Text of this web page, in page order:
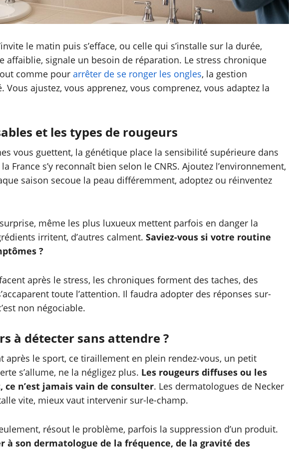
le matin puis s’efface, ou celle qui s’installe sur la durée,
affaiblie, signale un besoin de réparation. Le stress chronique
comme pour arrêter de se ronger les ongles, la gestion
ajustez, vous apprenez, vous comprenez, vous adaptez la
et les types de rougeurs
vous guettent, la génétique place la sensibilité supérieure dans
France s’y reconnaît bien selon le CNRS. Ajoutez l’environnement,
saison secoue la peau différemment, adoptez ou réinventez
même les plus luxueux mettent parfois en danger la
irritent, d’autres calment. Saviez-vous si votre routine
?
après le stress, les chroniques forment des taches, des
toute l’attention. Il faudra adopter des réponses sur-
non négociable.
à détecter sans attendre ?
après le sport, ce tiraillement en plein rendez-vous, un petit
s’allume, ne la négligez plus. Les rougeurs diffuses ou les
n’est jamais vain de consulter. Les dermatologues de Necker
vite, mieux vaut intervenir sur-le-champ.
résout le problème, parfois la suppression d’un produit.
à son dermatologue de la fréquence, de la gravité des